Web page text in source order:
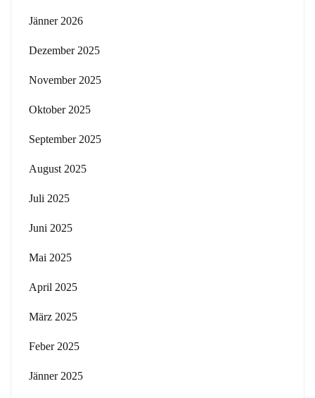
Jänner 2026
Dezember 2025
November 2025
Oktober 2025
September 2025
August 2025
Juli 2025
Juni 2025
Mai 2025
April 2025
März 2025
Feber 2025
Jänner 2025